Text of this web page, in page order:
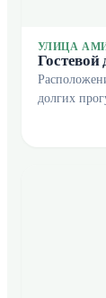
УЛИЦА
долгих
Лаванда»